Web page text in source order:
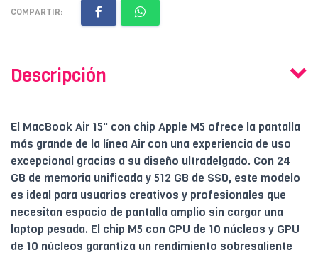
COMPARTIR:
Descripción
El MacBook Air 15" con chip Apple M5 ofrece la pantalla
más grande de la línea Air con una experiencia de uso
excepcional gracias a su diseño ultradelgado. Con 24
GB de memoria unificada y 512 GB de SSD, este modelo
es ideal para usuarios creativos y profesionales que
necesitan espacio de pantalla amplio sin cargar una
laptop pesada. El chip M5 con CPU de 10 núcleos y GPU
de 10 núcleos garantiza un rendimiento sobresaliente